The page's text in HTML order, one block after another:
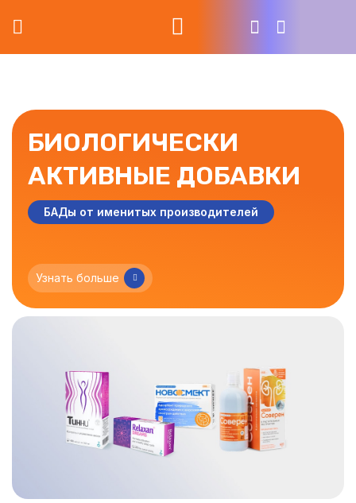
БИОЛОГИЧЕСКИ
АКТИВНЫЕ ДОБАВКИ
БАДы от именитых производителей
Узнать больше